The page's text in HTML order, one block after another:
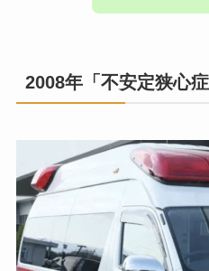
2008年「不安定狭心症